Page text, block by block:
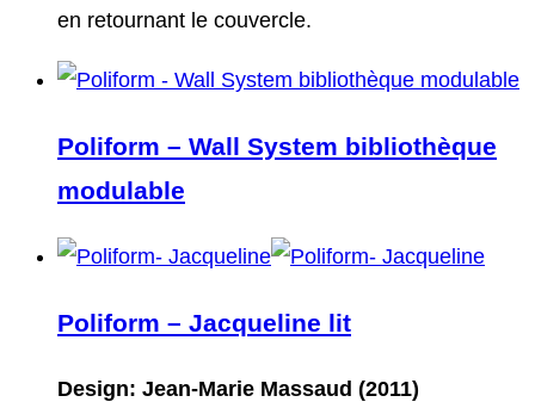
en retournant le couvercle.
Poliform – Wall System bibliothèque
modulable
Poliform – Jacqueline lit
Design: Jean-Marie Massaud (2011)